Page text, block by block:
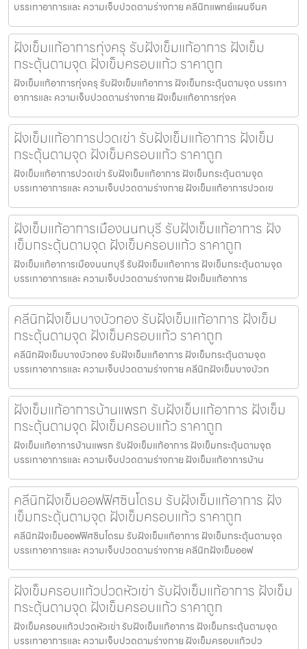
บรรเทาอาการและ ความเจ็บปวดตามร่างกาย คลีนิกแพทย์แผนจีนค
ฝังเข็มแก้อาการทุ่งครุ รับฝังเข็มแก้อาการ ฝังเข็ม
กระตุ้นตามจุด ฝังเข็มครอบแก้ว ราคาถูก
ฝังเข็มแก้อาการทุ่งครุ รับฝังเข็มแก้อาการ ฝังเข็มกระตุ้นตามจุด บรรเทา
อาการและ ความเจ็บปวดตามร่างกาย ฝังเข็มแก้อาการทุ่งค
ฝังเข็มแก้อาการปวดเข่า รับฝังเข็มแก้อาการ ฝังเข็ม
กระตุ้นตามจุด ฝังเข็มครอบแก้ว ราคาถูก
ฝังเข็มแก้อาการปวดเข่า รับฝังเข็มแก้อาการ ฝังเข็มกระตุ้นตามจุด
บรรเทาอาการและ ความเจ็บปวดตามร่างกาย ฝังเข็มแก้อาการปวดเข
ฝังเข็มแก้อาการเมืองนนทบุรี รับฝังเข็มแก้อาการ ฝัง
เข็มกระตุ้นตามจุด ฝังเข็มครอบแก้ว ราคาถูก
ฝังเข็มแก้อาการเมืองนนทบุรี รับฝังเข็มแก้อาการ ฝังเข็มกระตุ้นตามจุด
บรรเทาอาการและ ความเจ็บปวดตามร่างกาย ฝังเข็มแก้อาการ
คลีนิกฝังเข็มบางบัวทอง รับฝังเข็มแก้อาการ ฝังเข็ม
กระตุ้นตามจุด ฝังเข็มครอบแก้ว ราคาถูก
คลีนิกฝังเข็มบางบัวทอง รับฝังเข็มแก้อาการ ฝังเข็มกระตุ้นตามจุด
บรรเทาอาการและ ความเจ็บปวดตามร่างกาย คลีนิกฝังเข็มบางบัวท
ฝังเข็มแก้อาการบ้านแพรก รับฝังเข็มแก้อาการ ฝังเข็ม
กระตุ้นตามจุด ฝังเข็มครอบแก้ว ราคาถูก
ฝังเข็มแก้อาการบ้านแพรก รับฝังเข็มแก้อาการ ฝังเข็มกระตุ้นตามจุด
บรรเทาอาการและ ความเจ็บปวดตามร่างกาย ฝังเข็มแก้อาการบ้าน
คลีนิกฝังเข็มออฟฟิศซินโดรม รับฝังเข็มแก้อาการ ฝัง
เข็มกระตุ้นตามจุด ฝังเข็มครอบแก้ว ราคาถูก
คลีนิกฝังเข็มออฟฟิศซินโดรม รับฝังเข็มแก้อาการ ฝังเข็มกระตุ้นตามจุด
บรรเทาอาการและ ความเจ็บปวดตามร่างกาย คลีนิกฝังเข็มออฟ
ฝังเข็มครอบแก้วปวดหัวเข่า รับฝังเข็มแก้อาการ ฝังเข็ม
กระตุ้นตามจุด ฝังเข็มครอบแก้ว ราคาถูก
ฝังเข็มครอบแก้วปวดหัวเข่า รับฝังเข็มแก้อาการ ฝังเข็มกระตุ้นตามจุด
บรรเทาอาการและ ความเจ็บปวดตามร่างกาย ฝังเข็มครอบแก้วปว